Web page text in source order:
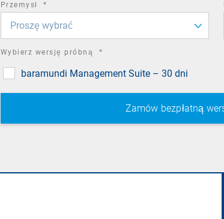
Przemysł *
Proszę wybrać
Wybierz wersję próbną *
baramundi Management Suite – 30 dni